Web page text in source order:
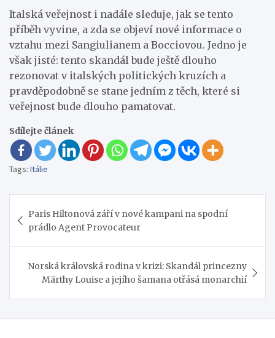
Italská veřejnost i nadále sleduje, jak se tento
příběh vyvine, a zda se objeví nové informace o
vztahu mezi Sangiulianem a Bocciovou. Jedno je
však jisté: tento skandál bude ještě dlouho
rezonovat v italských politických kruzích a
pravděpodobně se stane jedním z těch, které si
veřejnost bude dlouho pamatovat.
Sdílejte článek
Tags: Itálie
pro
příspěvek
Paris Hiltonová září v nové kampani na spodní
prádlo Agent Provocateur
Norská královská rodina v krizi: Skandál princezny
Märthy Louise a jejího šamana otřásá monarchií